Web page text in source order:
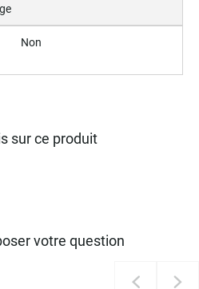
Non
sur ce produit
votre question